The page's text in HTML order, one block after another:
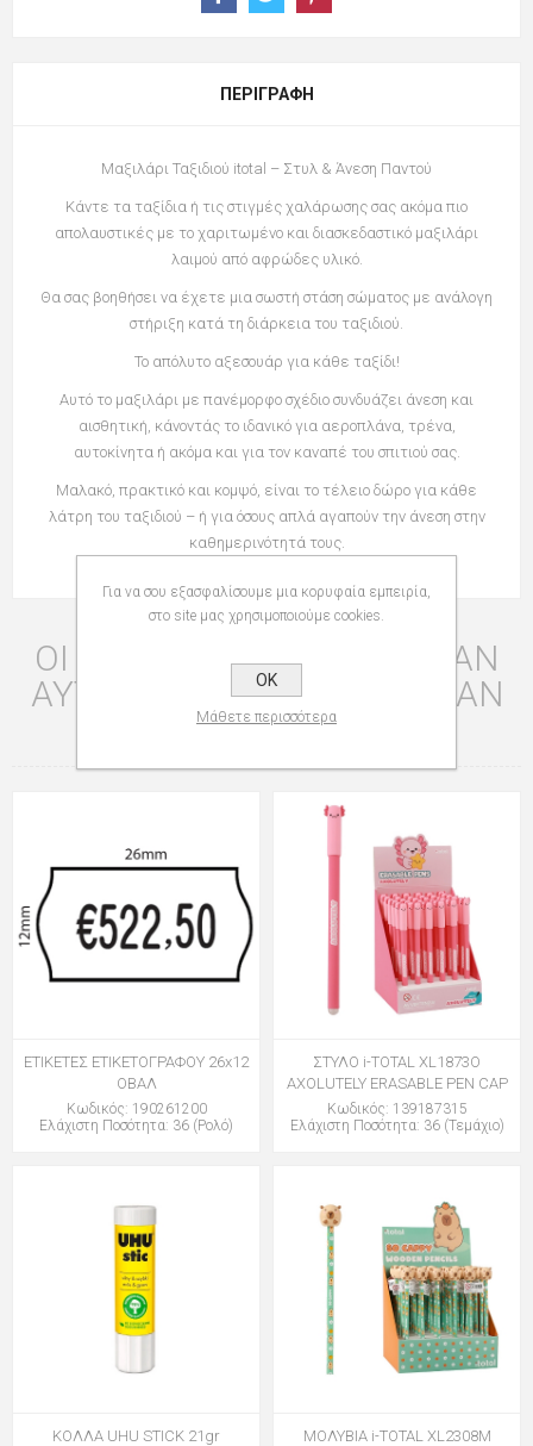
ΠΕΡΙΓΡΑΦΉ
Μαξιλάρι Ταξιδιού itotal – Στυλ & Άνεση Παντού
Κάντε τα ταξίδια ή τις στιγμές χαλάρωσης σας ακόμα πιο
απολαυστικές με το χαριτωμένο και διασκεδαστικό μαξιλάρι
λαιμού από αφρώδες υλικό.
Θα σας βοηθήσει να έχετε μια σωστή στάση σώματος με ανάλογη
στήριξη κατά τη διάρκεια του ταξιδιού.
Το απόλυτο αξεσουάρ για κάθε ταξίδι!
Αυτό το μαξιλάρι με πανέμορφο σχέδιο συνδυάζει άνεση και
αισθητική, κάνοντάς το ιδανικό για αεροπλάνα, τρένα,
αυτοκίνητα ή ακόμα και για τον καναπέ του σπιτιού σας.
Μαλακό, πρακτικό και κομψό, είναι το τέλειο δώρο για κάθε
λάτρη του ταξιδιού – ή για όσους απλά αγαπούν την άνεση στην
καθημερινότητά τους.
ΟΙ ΠΕΛΆΤΕΣ ΠΟΥ ΑΓΌΡΑΣΑΝ
ΑΥΤΌ ΤΟ ΠΡΟΪΌΝ ΑΓΌΡΑΣΑΝ
ΕΠΊΣΗΣ
ΕΤΙΚΕΤΕΣ ΕΤΙΚΕΤΟΓΡΑΦΟΥ 26x12
ΟΒΑΛ
Κωδικός: 190261200
Ελάχιστη Ποσότητα: 36 (Ρολό)
ΣΤΥΛΟ i-TOTAL XL1873O
AXOLUTELY ERASABLE PEN CAP
Κωδικός: 139187315
Ελάχιστη Ποσότητα: 36 (Τεμάχιο)
ΚΟΛΛΑ UHU STICK 21gr
ΜΟΛΥΒΙΑ i-TOTAL XL2308M
Για να σου εξασφαλίσουμε μια κορυφαία εμπειρία,
στο site μας χρησιμοποιούμε cookies.
OK
Μάθετε περισσότερα